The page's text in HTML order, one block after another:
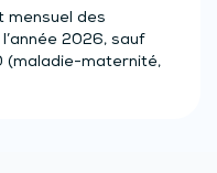
des
2026, sauf
(maladie-maternité,